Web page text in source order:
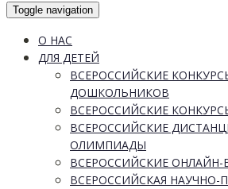
Toggle navigation
О НАС
ДЛЯ ДЕТЕЙ
ВСЕРОССИЙСКИЕ
ДОШКОЛЬНИКОВ
ВСЕРОССИЙСКИЕ
ВСЕРОССИЙСКИЕ
ОЛИМПИАДЫ
ВСЕРОССИЙСКИЕ
ВСЕРОССИЙСКАЯ НАУЧНО-